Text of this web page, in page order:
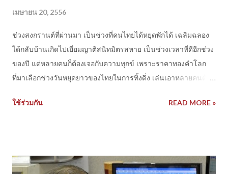
เมษายน 20, 2556
ช่วงสงกรานต์ที่ผ่านมา เป็นช่วงที่คนไทยได้หยุดพักได้ เฉลิมฉลอง
ได้กลับบ้านเกิดไปเยี่ยมญาติสนิทมิตรสหาย เป็นช่วงเวลาที่ดีอีกช่วง
ของปี แต่หลายคนก็ต้องเจอกับความทุกข์ เพราะราคาทองคำโลก
ที่มาเลือกช่วงวันหยุดยาวของไทยในการทิ้งดิ่ง เล่นเอาหลายคนต้อง
ใช้ร่วมกัน READ MORE »